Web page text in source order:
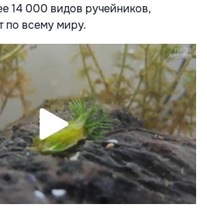
14 000 видов ручейников,
по всему миру.